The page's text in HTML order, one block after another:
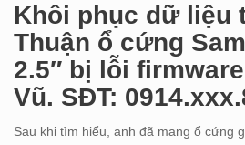
Khôi phục dữ liệu
Thuận ổ cứng
2.5″ bị lỗi
Vũ. SĐT:
Sau khi tìm hiểu, anh đã mang ổ cứng